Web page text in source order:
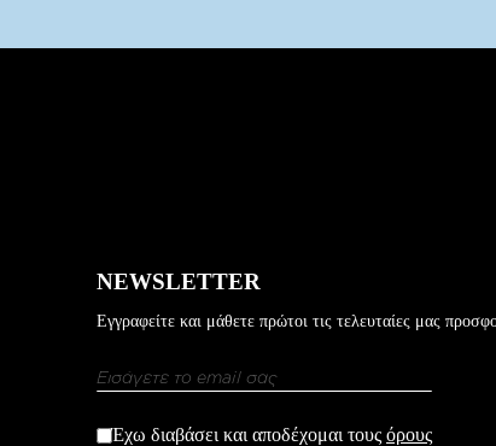
NEWSLETTER
Εγγραφείτε και μάθετε πρώτοι τις τελευταίες μας
Εγγραφή
Newsletter:
Έχω διαβάσει και αποδέχομαι τους όρους